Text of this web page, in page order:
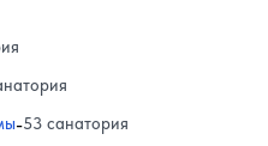
-53 санатория